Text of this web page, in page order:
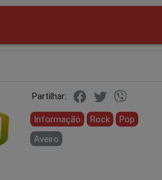
Partilhar:
Informação Rock
Pop
Aveiro